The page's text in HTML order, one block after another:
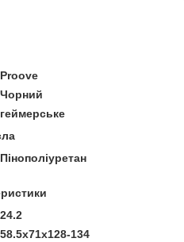
Proove
Чорний
геймерське
Пінополіуретан
24.2
58.5x71x128-134